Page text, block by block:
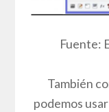
Fuente:
También
podemos